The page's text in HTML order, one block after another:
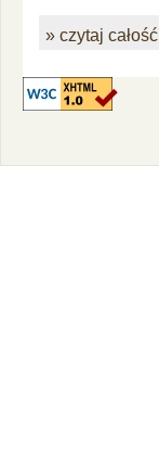
» czytaj całość